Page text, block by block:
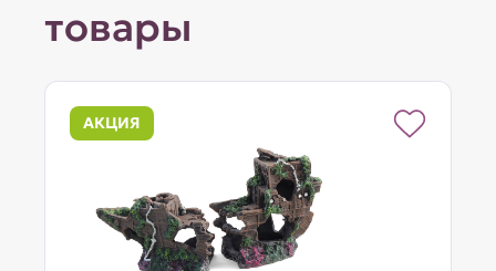
товары
АКЦИЯ